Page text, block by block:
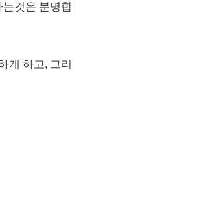
는것은 분명합
게 하고, 그리